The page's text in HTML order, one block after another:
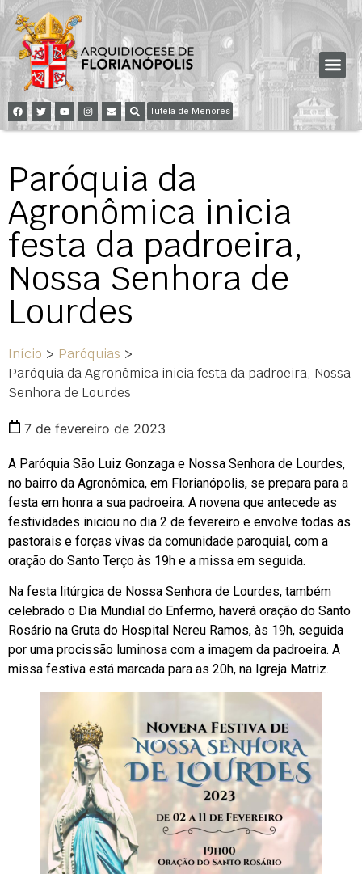
Tutela de Menores
Paróquia da
Agronômica inicia
festa da padroeira,
Nossa Senhora de
Lourdes
Início > Paróquias >
Paróquia da Agronômica inicia festa da padroeira, Nossa
Senhora de Lourdes
7 de fevereiro de 2023
A Paróquia São Luiz Gonzaga e Nossa Senhora de Lourdes,
no bairro da Agronômica, em Florianópolis, se prepara para a
festa em honra a sua padroeira. A novena que antecede as
festividades iniciou no dia 2 de fevereiro e envolve todas as
pastorais e forças vivas da comunidade paroquial, com a
oração do Santo Terço às 19h e a missa em seguida.
Na festa litúrgica de Nossa Senhora de Lourdes, também
celebrado o Dia Mundial do Enfermo, haverá oração do Santo
Rosário na Gruta do Hospital Nereu Ramos, às 19h, seguida
por uma procissão luminosa com a imagem da padroeira. A
missa festiva está marcada para as 20h, na Igreja Matriz.